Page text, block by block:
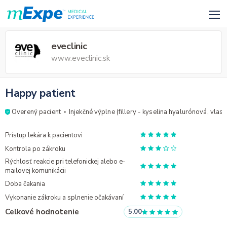
eveclinic
www.eveclinic.sk
Happy patient
Overený pacient Injekčné výplne (fillery - kyselina hyalurónová,
Prístup lekára k pacientovi
Kontrola po zákroku
Rýchlosť reakcie pri telefonickej alebo e-
mailovej komunikácii
Doba čakania
Vykonanie zákroku a splnenie očakávaní
Celkové hodnotenie 5.00